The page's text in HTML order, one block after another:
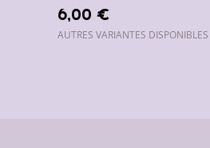
6,00 €
AUTRES VARIANTES DISPONIBLES